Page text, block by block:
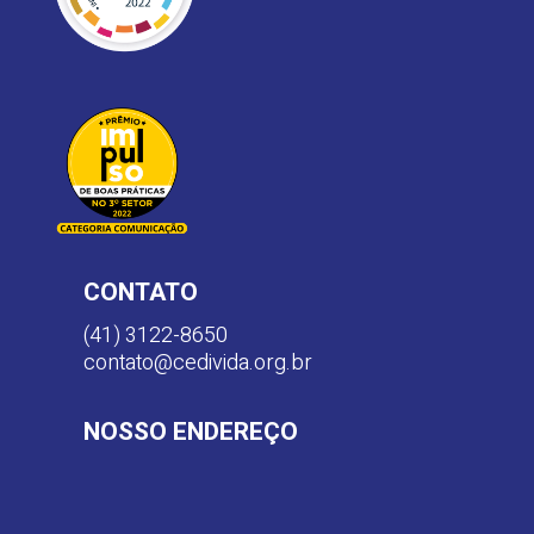
CONTATO
(41) 3122-8650
contato@cedivida.org.br
NOSSO ENDEREÇO